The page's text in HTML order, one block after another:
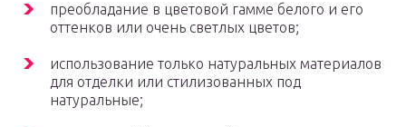
преобладание в цветовой гамме белого и его
оттенков или очень светлых цветов;
использование только натуральных материалов
для отделки или стилизованных под
натуральные;